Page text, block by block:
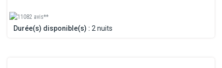
11082 avis**
Durée(s) disponible(s) : 2 nuits